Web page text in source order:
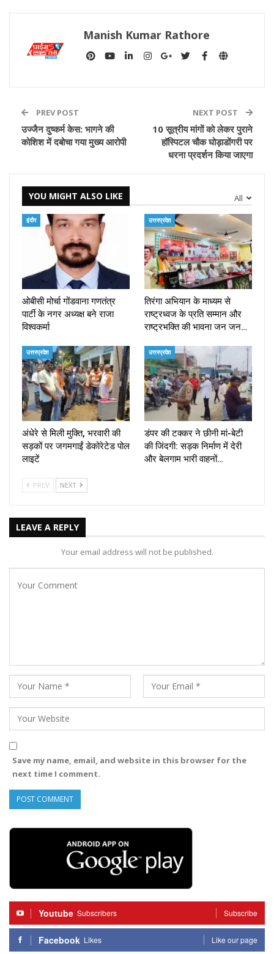
Manish Kumar Rathore
PREV POST
उज्जैन दुष्कर्म केस: भागने की
कोशिश में दबोचा गया मुख्य आरोपी
NEXT POST
10 सूत्रीय मांगों को लेकर पुराने
हॉस्पिटल चौक घोड़ाडोंगरी पर
धरना प्रदर्शन किया जाएगा
All
YOU MIGHT ALSO LIKE
इंदौर
ओबीसी मोर्चा गोंडवाना गणतंत्र
पार्टी के नगर अध्यक्ष बने राजा
विश्वकर्मा
उत्तरप्रदेश
तिरंगा अभियान के माध्यम से
राष्ट्रध्वज के प्रति सम्मान और
राष्ट्रभक्ति की भावना जन जन…
उत्तरप्रदेश
अंधेरे से मिली मुक्ति, भरवारी की
सड़कों पर जगमगाईं डेकोरेटेड पोल
लाइटें
उत्तरप्रदेश
डंपर की टक्कर ने छीनी मां-बेटी
की जिंदगी: सड़क निर्माण में देरी
और बेलगाम भारी वाहनों…
PREV NEXT
LEAVE A REPLY
Your email address will not be published.
Save my name, email, and website in this browser for the
next time I comment.
Youtube Subscribers Subscribe
Facebook Likes Like our page